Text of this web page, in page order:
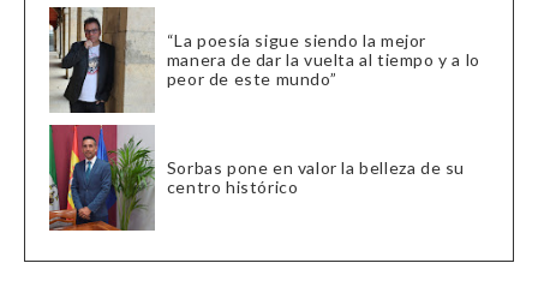
“La poesía sigue siendo la mejor
manera de dar la vuelta al tiempo y a lo
peor de este mundo”
Sorbas pone en valor la belleza de su
centro histórico